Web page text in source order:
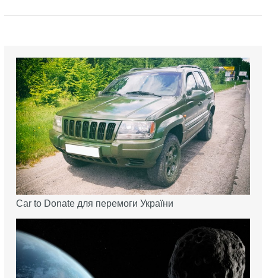
Car to Donate для перемоги України